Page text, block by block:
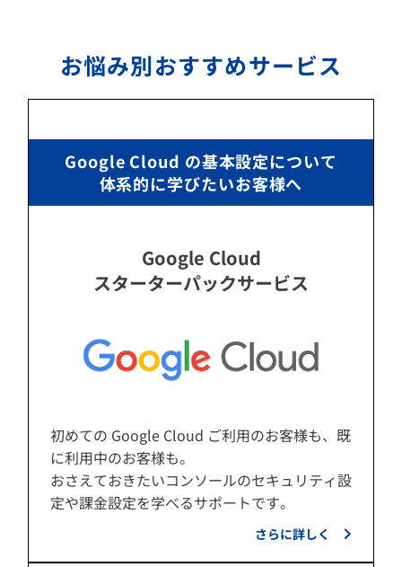
お悩み別おすすめサービス
Google Cloud の基本設定について
体系的に学びたいお客様へ
Google Cloud
スターターパックサービス
初めての Google Cloud ご利用のお客様も、既
に利用中のお客様も。
おさえておきたいコンソールのセキュリティ設
定や課金設定を学べるサポートです。
さらに詳しく